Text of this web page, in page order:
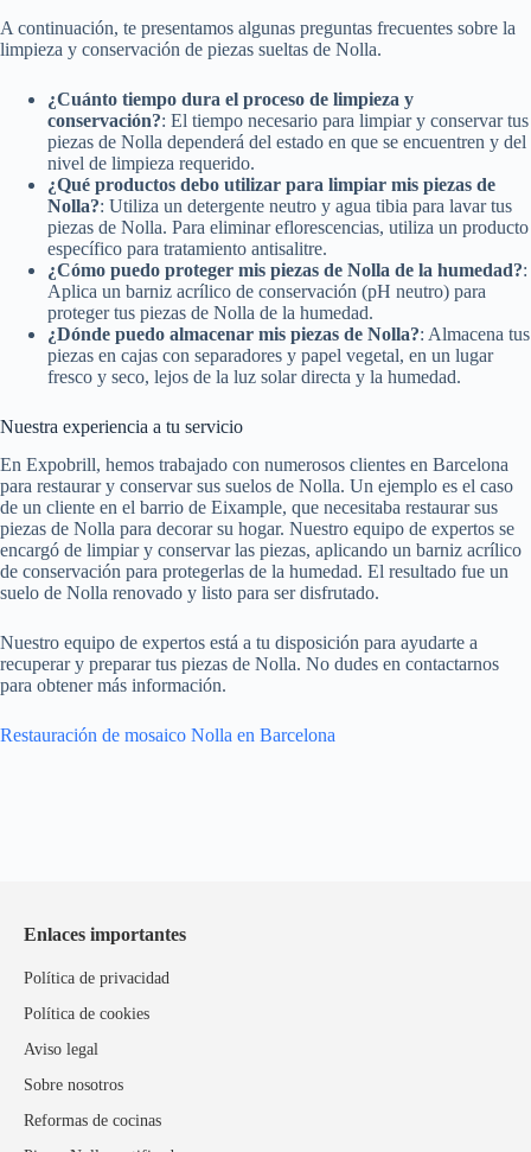
A continuación, te presentamos algunas preguntas frecuentes sobre la
limpieza y conservación de piezas sueltas de Nolla.
¿Cuánto tiempo dura el proceso de limpieza y
conservación?: El tiempo necesario para limpiar y conservar tus
piezas de Nolla dependerá del estado en que se encuentren y del
nivel de limpieza requerido.
¿Qué productos debo utilizar para limpiar mis piezas de
Nolla?: Utiliza un detergente neutro y agua tibia para lavar tus
piezas de Nolla. Para eliminar eflorescencias, utiliza un producto
específico para tratamiento antisalitre.
¿Cómo puedo proteger mis piezas de Nolla de la humedad?:
Aplica un barniz acrílico de conservación (pH neutro) para
proteger tus piezas de Nolla de la humedad.
¿Dónde puedo almacenar mis piezas de Nolla?: Almacena tus
piezas en cajas con separadores y papel vegetal, en un lugar
fresco y seco, lejos de la luz solar directa y la humedad.
Nuestra experiencia a tu servicio
En Expobrill, hemos trabajado con numerosos clientes en Barcelona
para restaurar y conservar sus suelos de Nolla. Un ejemplo es el caso
de un cliente en el barrio de Eixample, que necesitaba restaurar sus
piezas de Nolla para decorar su hogar. Nuestro equipo de expertos se
encargó de limpiar y conservar las piezas, aplicando un barniz acrílico
de conservación para protegerlas de la humedad. El resultado fue un
suelo de Nolla renovado y listo para ser disfrutado.
Nuestro equipo de expertos está a tu disposición para ayudarte a
recuperar y preparar tus piezas de Nolla. No dudes en contactarnos
para obtener más información.
Restauración de mosaico Nolla en Barcelona
Enlaces importantes
Política de privacidad
Política de cookies
Aviso legal
Sobre nosotros
Reformas de cocinas